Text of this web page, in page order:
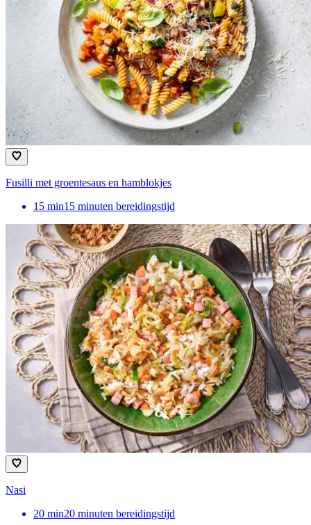
Fusilli met groentesaus en hamblokjes
15 min15 minuten bereidingstijd
Nasi
20 min20 minuten bereidingstijd